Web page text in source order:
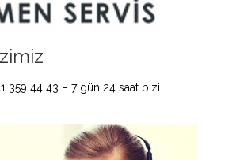
359 44 43 – 7 gün 24 saat bizi